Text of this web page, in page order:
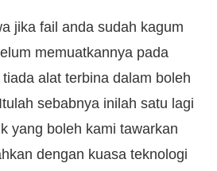
jika fail anda sudah kagum
memuatkannya pada
alat terbina dalam boleh
sebabnya inilah satu lagi
yang boleh kami tawarkan
dengan kuasa teknologi